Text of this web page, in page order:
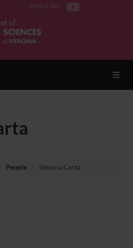
Segui su
People Simona Carta